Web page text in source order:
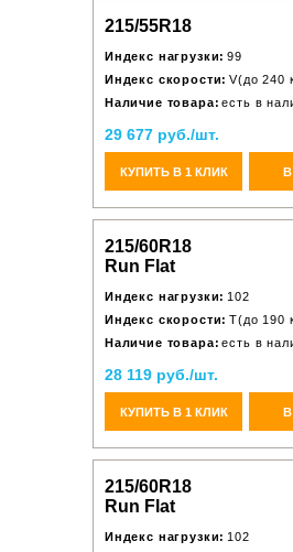
215/55R18
Индекс нагрузки: 99
Индекс скорости: V(до 240
Наличие товара: есть в
29 677 руб./шт.
КУПИТЬ В 1 КЛИК
215/60R18
Run Flat
Индекс нагрузки: 102
Индекс скорости: T(до 190
Наличие товара: есть в
28 119 руб./шт.
КУПИТЬ В 1 КЛИК
215/60R18
Run Flat
Индекс нагрузки: 102